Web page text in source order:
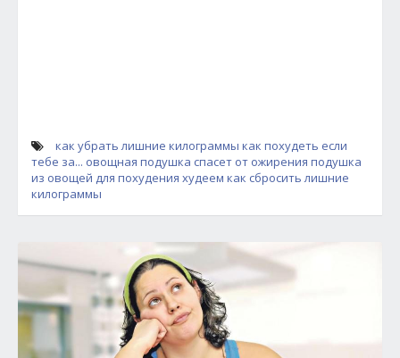
как убрать лишние килограммы как похудеть если
тебе за... овощная подушка спасет от ожирения подушка
из овощей для похудения худеем как сбросить лишние
килограммы